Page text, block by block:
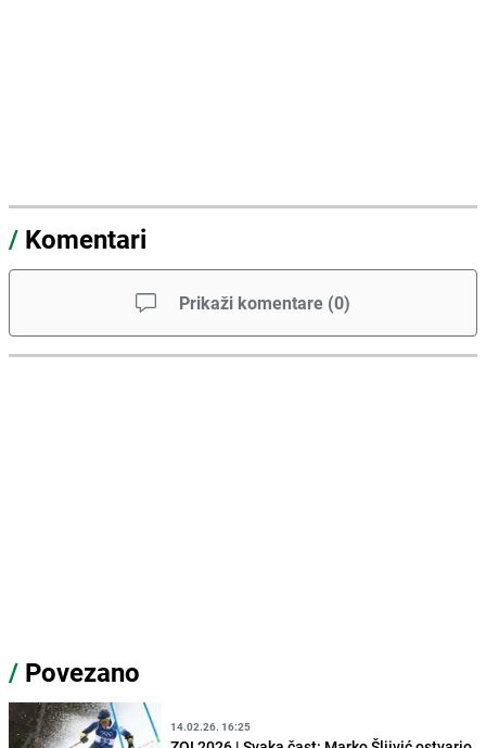
/ Komentari
Prikaži komentare (0)
/ Povezano
14.02.26. 16:25